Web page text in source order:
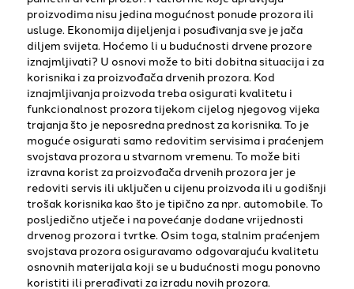
proizvodima nisu jedina mogućnost ponude prozora ili
usluge. Ekonomija dijeljenja i posuđivanja sve je jača
diljem svijeta. Hoćemo li u budućnosti drvene prozore
iznajmljivati? U osnovi može to biti dobitna situacija i za
korisnika i za proizvođača drvenih prozora. Kod
iznajmljivanja proizvoda treba osigurati kvalitetu i
funkcionalnost prozora tijekom cijelog njegovog vijeka
trajanja što je neposredna prednost za korisnika. To je
moguće osigurati samo redovitim servisima i praćenjem
svojstava prozora u stvarnom vremenu. To može biti
izravna korist za proizvođača drvenih prozora jer je
redoviti servis ili uključen u cijenu proizvoda ili u godišnji
trošak korisnika kao što je tipično za npr. automobile. To
posljedično utječe i na povećanje dodane vrijednosti
drvenog prozora i tvrtke. Osim toga, stalnim praćenjem
svojstava prozora osiguravamo odgovarajuću kvalitetu
osnovnih materijala koji se u budućnosti mogu ponovno
koristiti ili prerađivati za izradu novih prozora.